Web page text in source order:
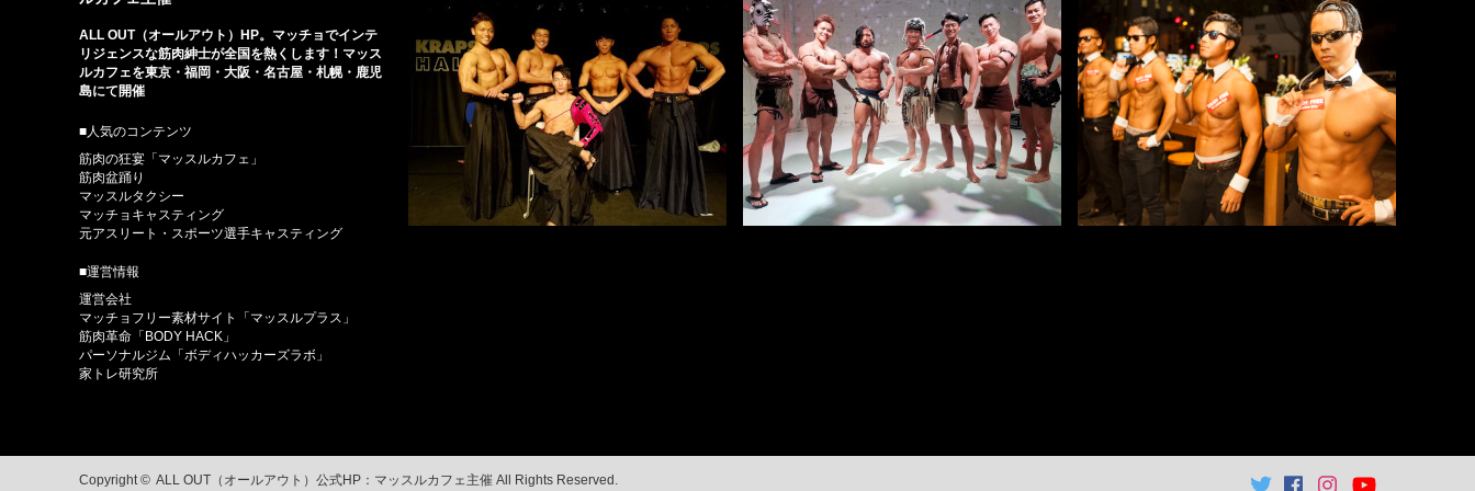
ALL OUT（オールアウト）HP。マッチョでインテ
リジェンスな筋肉紳士が全国を熱くします！マッス
ルカフェを東京・福岡・大阪・名古屋・札幌・鹿児
島にて開催
■人気のコンテンツ
筋肉の狂宴「マッスルカフェ」
筋肉盆踊り
マッスルタクシー
マッチョキャスティング
元アスリート・スポーツ選手キャスティング
■運営情報
運営会社
マッチョフリー素材サイト「マッスルプラス」
筋肉革命「BODY HACK」
パーソナルジム「ボディハッカーズラボ」
家トレ研究所
Copyright © ALL OUT（オールアウト）公式HP：マッスルカフェ主催 All Rights Reserved.